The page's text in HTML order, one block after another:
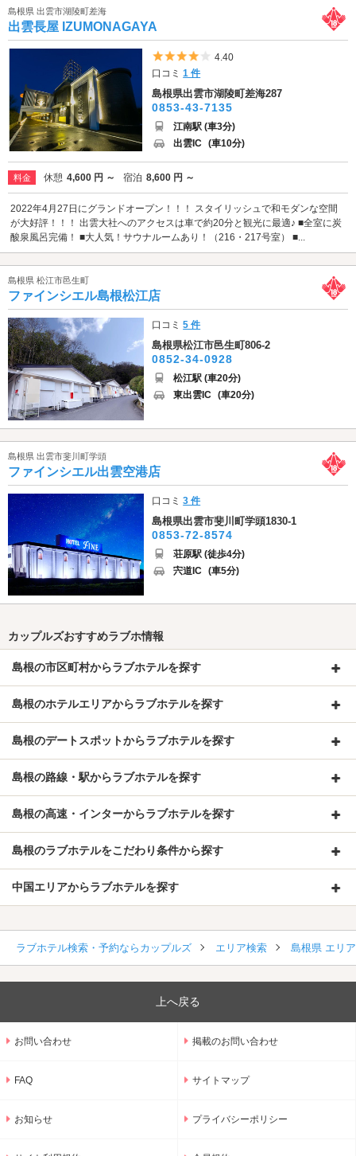
島根県 出雲市湖陵町差海
出雲長屋 IZUMONAGAYA
5つ星のうち4
4.40
口コミ1 件
島根県出雲市湖陵町差海287
0853-43-7135
江南駅 (車3分)
出雲IC (車10分)
料金 休憩 4,600 円 ～ 宿泊 8,600 円 ～
2022年4月27日にグランドオープン！！！ スタイリッシュで和モダンな空間
が大好評！！！ 出雲大社へのアクセスは車で約20分と観光に最適♪ ■全室に炭
酸泉風呂完備！ ■大人気！サウナルームあり！（216・217号室） ■...
島根県 松江市邑生町
ファインシエル島根松江店
口コミ5 件
島根県松江市邑生町806-2
0852-34-0928
松江駅 (車20分)
東出雲IC (車20分)
島根県 出雲市斐川町学頭
ファインシエル出雲空港店
口コミ3 件
島根県出雲市斐川町学頭1830-1
0853-72-8574
荘原駅 (徒歩4分)
宍道IC (車5分)
カップルズおすすめラブホ情報
島根の市区町村からラブホテルを探す
島根のホテルエリアからラブホテルを探す
島根のデートスポットからラブホテルを探す
島根の路線・駅からラブホテルを探す
島根の高速・インターからラブホテルを探す
島根のラブホテルをこだわり条件から探す
中国エリアからラブホテルを探す
ラブホテル検索・予約ならカップルズ エリア検索 島根県 エリ
上へ戻る
お問い合わせ 掲載のお問い合わせ
FAQ サイトマップ
お知らせ プライバシーポリシー